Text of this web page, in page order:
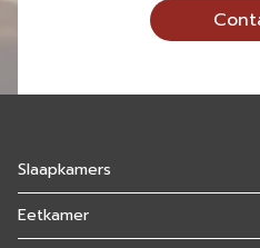
Slaapkamers
Eetkamer